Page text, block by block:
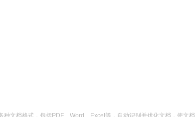
文档格式，包括PDF、Word、Excel等，自动识别并优化文档，使文